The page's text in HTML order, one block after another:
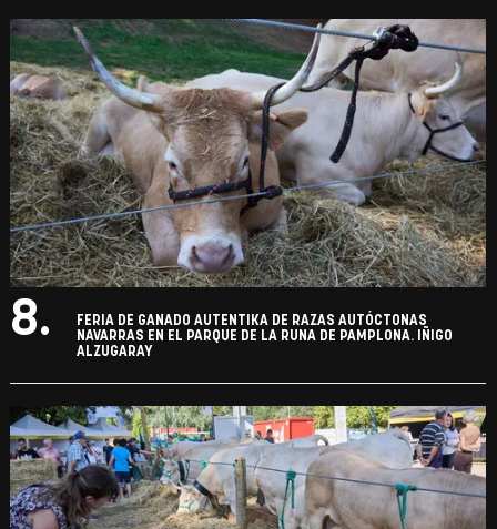
8.
FERIA DE GANADO AUTENTIKA DE RAZAS AUTÓCTONAS
NAVARRAS EN EL PARQUE DE LA RUNA DE PAMPLONA. IÑIGO
ALZUGARAY